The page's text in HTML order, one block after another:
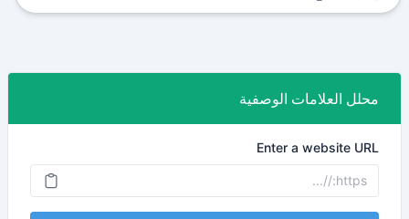
محلل العلامات الوصفية
Enter a website URL